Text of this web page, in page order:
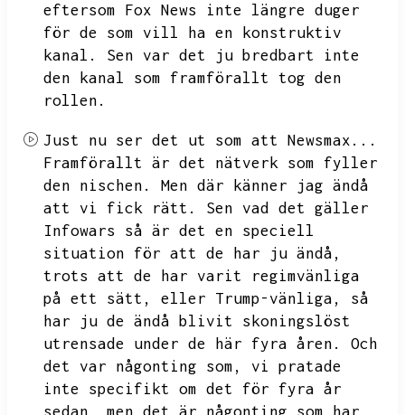
eftersom Fox News inte längre duger
för de som vill ha en konstruktiv
kanal.
Sen var det ju bredbart inte
den kanal som framförallt tog den
rollen.
Just nu ser det ut som att Newsmax...
Framförallt är det nätverk som fyller
den nischen.
Men där känner jag ändå
att vi fick rätt.
Sen vad det gäller
Infowars så är det en speciell
situation för att de har ju ändå,
trots att de har varit regimvänliga
på ett sätt,
eller Trump-vänliga,
så
har ju de ändå blivit skoningslöst
utrensade under de här fyra åren.
Och
det var någonting som,
vi pratade
inte specifikt om det för fyra år
sedan,
men det är någonting som har